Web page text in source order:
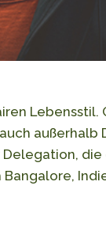
Lebensstil.
außerhalb
Bangalore,